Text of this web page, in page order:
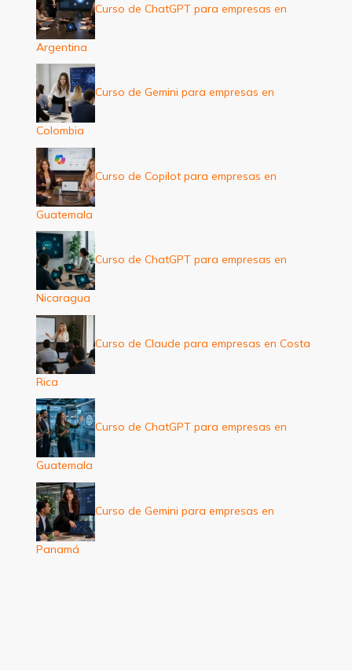
Curso de ChatGPT para empresas en
Argentina
Curso de Gemini para empresas en
Colombia
Curso de Copilot para empresas en
Guatemala
Curso de ChatGPT para empresas en
Nicaragua
Curso de Claude para empresas en Costa
Rica
Curso de ChatGPT para empresas en
Guatemala
Curso de Gemini para empresas en
Panamá